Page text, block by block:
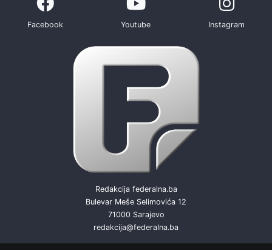
Facebook Youtube Instagram
Redakcija federalna.ba
Bulevar Meše Selimovića 12
71000 Sarajevo
redakcija@federalna.ba